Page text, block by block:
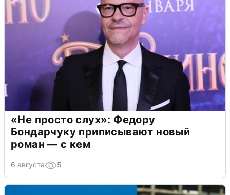
«Не просто слух»: Федору
Бондарчуку приписывают новый
роман — с кем
6 августа 5